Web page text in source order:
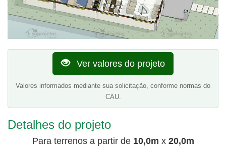
Ver valores do projeto
Valores informados mediante sua solicitação, conforme normas do
CAU.
Detalhes do projeto
Para terrenos a partir de 10,0m x 20,0m